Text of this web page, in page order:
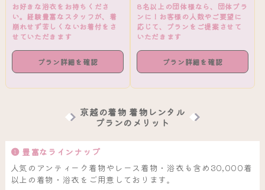
お好きな浴衣をお持ちくださ
い。経験豊富なスタッフが、着
崩れせず苦しくないお着付をさ
せていただきます
プラン詳細を確認
8名以上の団体様なら、団体プラ
ンに！お客様の人数やご要望に
応じて、プランをご提案させて
いただきます
プラン詳細を確認
京越の着物 着物レンタル
プランのメリット
❶ 豊富なラインナップ
人気のアンティーク着物やレース着物・浴衣も含め30,000着
以上の着物・浴衣をご用意しております。